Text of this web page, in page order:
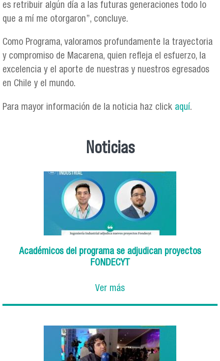
es retribuir algún día a las futuras generaciones todo lo
que a mí me otorgaron”, concluye.
Como Programa, valoramos profundamente la trayectoria
y compromiso de Macarena, quien refleja el esfuerzo, la
excelencia y el aporte de nuestras y nuestros egresados
en Chile y el mundo.
Para mayor información de la noticia haz click aquí.
Noticias
Académicos del programa se adjudican proyectos
FONDECYT
Ver más